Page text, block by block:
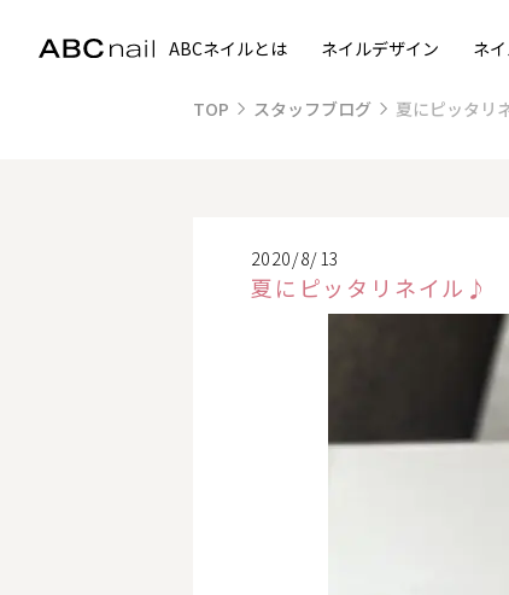
ABCネイルとは ネイルデザイン ネ
TOP スタッフブログ 夏にピッタリ
2020/8/13
夏にピッタリネイル♪